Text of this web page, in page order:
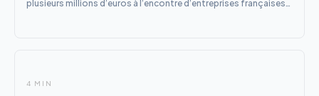
plusieurs millions d’euros à l’encontre d’entreprises françaises
4 MIN